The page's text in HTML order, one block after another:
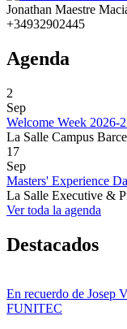
Jonathan Maestre
+34932902445
Agenda
2
Sep
Welcome Week 2026-
La Salle Campus
17
Sep
Masters' Experience
La Salle Executive &
Ver toda la agenda
Destacados
En recuerdo de Josep
FUNITEC